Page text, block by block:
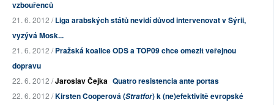
vzbouřenců
21. 6. 2012 /Liga arabských států nevidí důvod intervenovat v Sýrii,
vyzývá Mosk...
21. 6. 2012 /Pražská koalice ODS a TOP09 chce omezit veřejnou
dopravu
22. 6. 2012 /Jaroslav Čejka Quatro resistencia ante portas
22. 6. 2012 /Kirsten Cooperová (Stratfor) k (ne)efektivitě evropské